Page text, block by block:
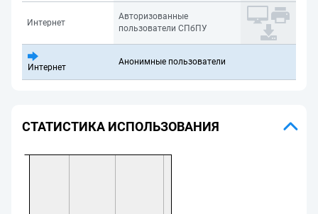
Интернет
Авторизованные
пользователи СПбПУ
Интернет
Анонимные пользователи
СТАТИСТИКА ИСПОЛЬЗОВАНИЯ